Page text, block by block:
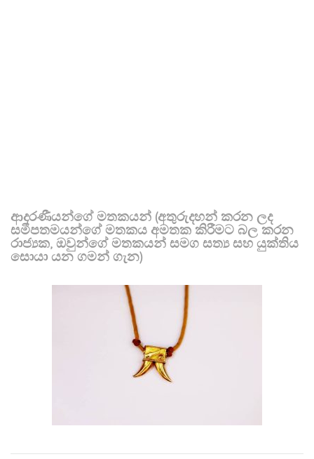
ආදරණීයන්ගේ මතකයන් (අතුරුදහන් කරන ලද
සමීපතමයන්ගේ මතකය අමතක කිරීමට බල කරන
රාජ්‍යක, ඔවුන්ගේ මතකයන් සමග සත්‍ය සහ යුක්තිය
සොයා යන ගමන් ගැන)